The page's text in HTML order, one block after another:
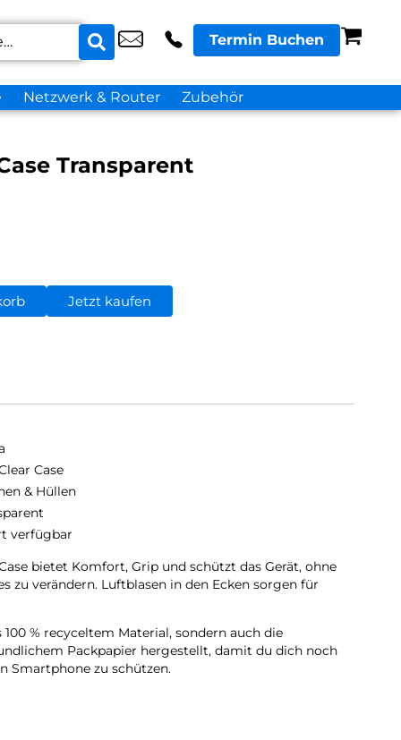
Termin Buchen
Netzwerk & Router Zubehör
Transparent
Jetzt kaufen
Case
& Hüllen
verfügbar
bietet Komfort, Grip und schützt das Gerät, ohne
zu verändern. Luftblasen in den Ecken sorgen für
% recyceltem Material, sondern auch die
Packpapier hergestellt, damit du dich noch
Smartphone zu schützen.